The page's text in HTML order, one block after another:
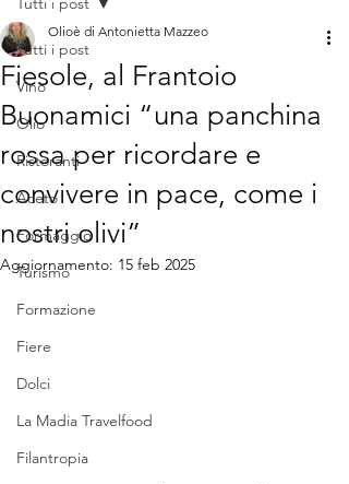
Tutti i post
Vino
Olio
Ristoranti
Aceto
Formaggio
Turismo
Formazione
Fiere
Dolci
La Madia Travelfood
Filantropia
Fiesole, al Frantoio
Buonamici “una panchina
rossa per ricordare e
convivere in pace, come i
nostri olivi”
Olioè di Antonietta Mazzeo
Aggiornamento: 15 feb 2025